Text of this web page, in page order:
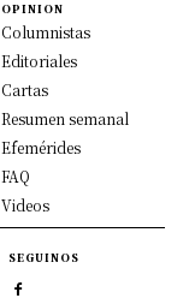
OPINION
Columnistas
Editoriales
Cartas
Resumen semanal
Efemérides
FAQ
Videos
SEGUINOS